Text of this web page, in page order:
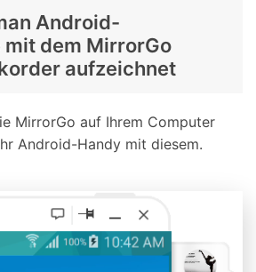
Android-
dem MirrorGo
aufzeichnet
MirrorGo auf Ihrem Computer
Android-Handy mit diesem.